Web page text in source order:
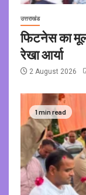
उत्तराखंड
फिटनेस का
रेखा आर्या
2 August 2026
1 min read